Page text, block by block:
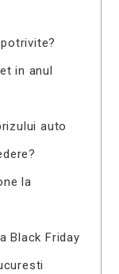
in anul
auto
la
Black Friday